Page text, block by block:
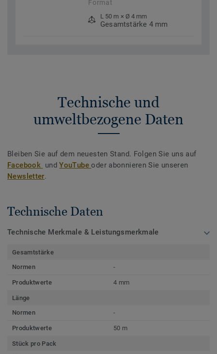
Format
L 50 m × Ø 4 mm
Gesamtstärke 4 mm
Technische und
umweltbezogene Daten
Bleiben Sie auf dem neuesten Stand. Folgen Sie uns auf
Facebook undYouTubeoder abonnieren Sie unseren
Newsletter.
Technische Daten
Technische Merkmale & Leistungsmerkmale
Gesamtstärke
Normen
-
Produktwerte 4 mm
Länge
Normen
-
Produktwerte 50 m
Stück pro Pack